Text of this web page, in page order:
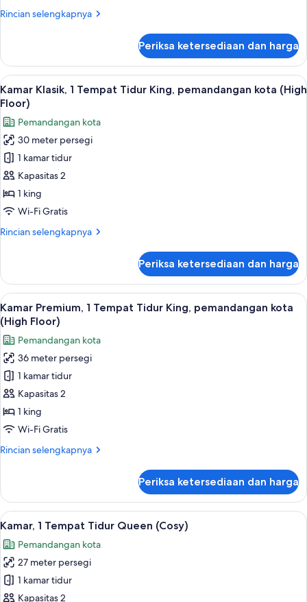
pemandangan
Floor,
Walk
in
Shwr)
Rincian selengkapnya
Rincian
Kamar
Premium,
2
Tempat
Twin,
pemandangan
kota
(High
Floor,
in
Shwr)
Periksa ketersediaan dan harga
Lihat
semua
foto
untuk
Kamar
Klasik,
1
Tempat
Tidur
pemandangan
Floor)
Minibar, brankas, meja kerja, dan
3
Kamar Klasik, 1 Tempat Tidur King, pemandangan kota (High
Floor)
Pemandangan kota
30 meter persegi
1 kamar tidur
Kapasitas 2
1 king
Wi-Fi Gratis
Rincian selengkapnya
Rincian
Kamar
Klasik,
1
Tempat
Tidur
King,
pemandangan
kota
(High
Floor)
Periksa ketersediaan dan harga
Lihat
semua
foto
untuk
Kamar
Premium,
1
Tempat
Tidur
pemandangan
Floor)
Minibar, brankas, meja kerja, dan
3
Kamar Premium, 1 Tempat Tidur King, pemandangan kota
(High Floor)
Pemandangan kota
36 meter persegi
1 kamar tidur
Kapasitas 2
1 king
Wi-Fi Gratis
Rincian selengkapnya
Rincian
Kamar
Premium,
1
Tidur
King,
pemandangan
kota
(High
Periksa ketersediaan dan harga
Lihat
semua
foto
untuk
Kamar,
1
Minibar, brankas, meja kerja, dan
2
Kamar, 1 Tempat Tidur Queen (Cosy)
Pemandangan kota
27 meter persegi
1 kamar tidur
Kapasitas 2